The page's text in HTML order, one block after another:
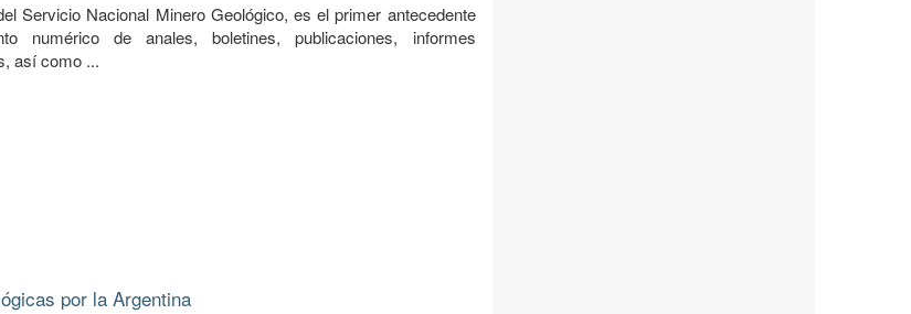
Servicio Nacional Minero Geológico, es el primer antecedente
numérico de anales, boletines, publicaciones, informes
así como ...
por la Argentina